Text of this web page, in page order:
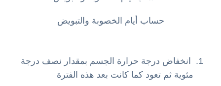
حساب أيام الخصوبة والتبويض
انخفاض درجة حرارة الجسم بمقدار نصف درجة
مئوية ثم تعود كما كانت بعد هذه الفترة